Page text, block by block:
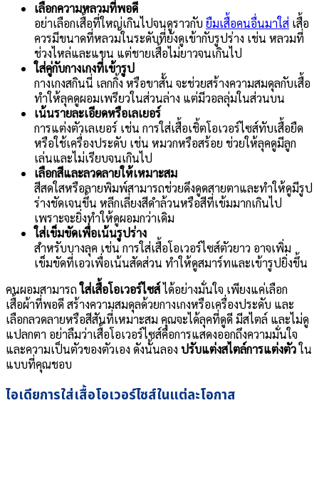
เลือกความหลวมที่พอดี
อย่าเลือกเสื้อที่ใหญ่เกินไปจนดูราวกับ ยืมเสื้อคนอื่นมาใส่ เสื้อ
ควรมีขนาดที่หลวมในระดับที่ยังดูเข้ากับรูปร่าง เช่น หลวมที่
ช่วงไหล่และแขน แต่ชายเสื้อไม่ยาวจนเกินไป
ใส่คู่กับกางเกงที่เข้ารูป
กางเกงสกินนี่ เลกกิ้ง หรือขาสั้น จะช่วยสร้างความสมดุลกับเสื้อ
ทำให้ลุคดูผอมเพรียวในส่วนล่าง แต่มีวอลลุ่มในส่วนบน
เน้นรายละเอียดหรือเลเยอร์
การแต่งตัวเลเยอร์ เช่น การใส่เสื้อเชิ้ตโอเวอร์ไซส์ทับเสื้อยืด
หรือใช้เครื่องประดับ เช่น หมวกหรือสร้อย ช่วยให้ลุคดูมีลูก
เล่นและไม่เรียบจนเกินไป
เลือกสีและลวดลายให้เหมาะสม
สีสดใสหรือลายพิมพ์สามารถช่วยดึงดูดสายตาและทำให้ดูมีรูป
ร่างชัดเจนขึ้น หลีกเลี่ยงสีดำล้วนหรือสีที่เข้มมากเกินไป
เพราะจะยิ่งทำให้ดูผอมกว่าเดิม
ใส่เข็มขัดเพื่อเน้นรูปร่าง
สำหรับบางลุค เช่น การใส่เสื้อโอเวอร์ไซส์ตัวยาว อาจเพิ่ม
เข็มขัดที่เอวเพื่อเน้นสัดส่วน ทำให้ดูสมาร์ทและเข้ารูปยิ่งขึ้น
คนผอมสามารถใส่เสื้อโอเวอร์ไซส์ได้อย่างมั่นใจ เพียงแค่เลือก
เสื้อผ้าที่พอดี สร้างความสมดุลด้วยกางเกงหรือเครื่องประดับ และ
เลือกลวดลายหรือสีสันที่เหมาะสม คุณจะได้ลุคที่ดูดี มีสไตล์ และไม่ดู
แปลกตา อย่าลืมว่าเสื้อโอเวอร์ไซส์คือการแสดงออกถึงความมั่นใจ
และความเป็นตัวของตัวเอง ดังนั้นลอง ปรับแต่งสไตล์การแต่งตัวใน
แบบที่คุณชอบ
ไอเดียการใส่เสื้อโอเวอร์ไซส์ในแต่ละโอกาส